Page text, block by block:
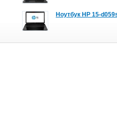
Ноутбук HP 15-